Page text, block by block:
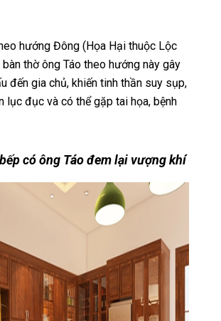
hướng Đông (Họa Hại thuộc Lộc
thờ ông Táo theo hướng này gây
đến gia chủ, khiến tinh thần suy sụp,
lục đục và có thể gặp tai họa, bệnh
có ông Táo đem lại vượng khí